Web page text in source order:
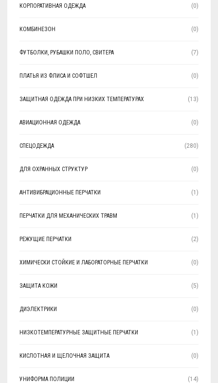
КОРПОРАТИВНАЯ ОДЕЖДА (0)
КОМБИНЕЗОН (0)
ФУТБОЛКИ, РУБАШКИ ПОЛО, СВИТЕРА (7)
ПЛАТЬЯ ИЗ ФЛИСА И СОФТШЕЛ (0)
ЗАЩИТНАЯ ОДЕЖДА ПРИ НИЗКИХ ТЕМПЕРАТУРАХ (13)
АВИАЦИОННАЯ ОДЕЖДА (0)
СПЕЦОДЕЖДА (280)
ДЛЯ ОХРАННЫХ СТРУКТУР (0)
АНТИВИБРАЦИОННЫЕ ПЕРЧАТКИ (1)
ПЕРЧАТКИ ДЛЯ МЕХАНИЧЕСКИХ ТРАВМ (1)
РЕЖУЩИЕ ПЕРЧАТКИ (2)
ХИМИЧЕСКИ СТОЙКИЕ И ЛАБОРАТОРНЫЕ ПЕРЧАТКИ (0)
ЗАЩИТА КОЖИ (5)
ДИЭЛЕКТРИКИ (0)
НИЗКОТЕМПЕРАТУРНЫЕ ЗАЩИТНЫЕ ПЕРЧАТКИ (1)
КИСЛОТНАЯ И ЩЕЛОЧНАЯ ЗАЩИТА (0)
УНИФОРМА ПОЛИЦИИ (14)